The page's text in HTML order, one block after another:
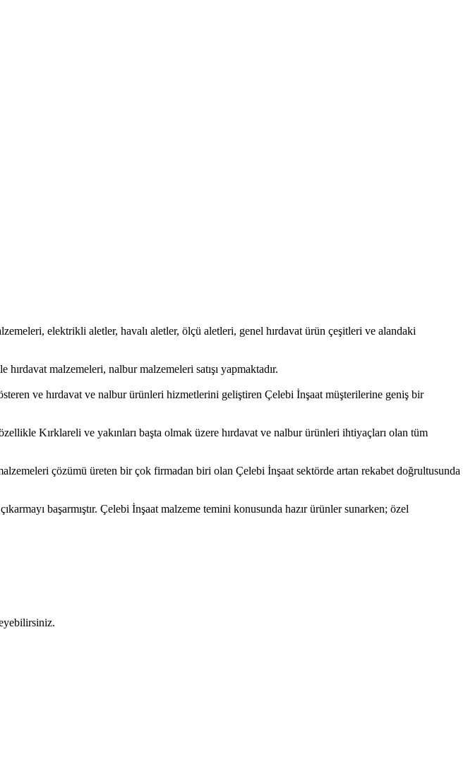
elektrikli aletler, havalı aletler, ölçü aletleri, genel hırdavat ürün çeşitleri ve alandaki
hırdavat malzemeleri, nalbur malzemeleri satışı yapmaktadır.
ve hırdavat ve nalbur ürünleri hizmetlerini geliştiren Çelebi İnşaat müşterilerine geniş bir
Kırklareli ve yakınları başta olmak üzere hırdavat ve nalbur ürünleri ihtiyaçları olan tüm
çözümü üreten bir çok firmadan biri olan Çelebi İnşaat sektörde artan rekabet doğrultusunda
başarmıştır. Çelebi İnşaat malzeme temini konusunda hazır ürünler sunarken; özel